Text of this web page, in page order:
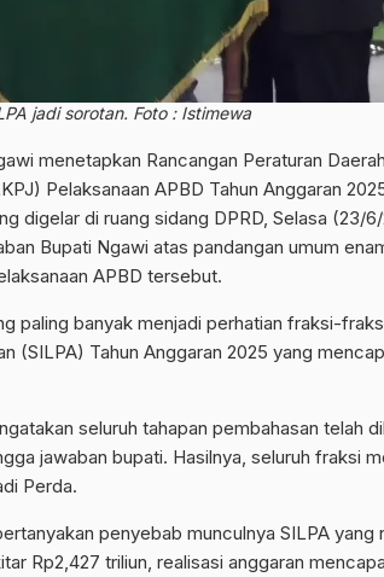
jadi sorotan. Foto : Istimewa
menetapkan Rancangan Peraturan
Pelaksanaan APBD Tahun Anggaran
digelar di ruang sidang DPRD, Selasa (23/
Bupati Ngawi atas pandangan umum
APBD tersebut.
paling banyak menjadi perhatian fraksi-
(SILPA) Tahun Anggaran 2025 yang
seluruh tahapan pembahasan telah
jawaban bupati. Hasilnya, seluruh fraksi
Perda.
penyebab munculnya SILPA yang
Rp2,427 triliun, realisasi anggaran